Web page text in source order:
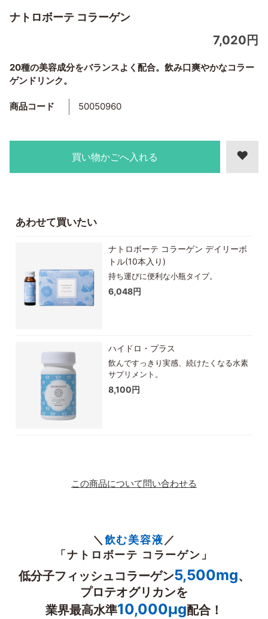
ナトロボーテ コラーゲン
20種の美容成分をバランスよく配合。飲み口爽やかなコラー
ゲンドリンク。
7,020円
商品コード 50050960
あわせて買いたい
ナトロボーテ コラーゲン デイリーボ
トル(10本入り)
持ち運びに便利な小瓶タイプ。
6,048円
ハイドロ・プラス
飲んですっきり実感、続けたくなる水素
サプリメント。
8,100円
この商品について問い合わせる
＼ 飲む美容液 ／
「ナトロボーテ コラーゲン」
低分子フィッシュコラーゲン5,500mg、
プロテオグリカンを
業界最高水準10,000μg配合！